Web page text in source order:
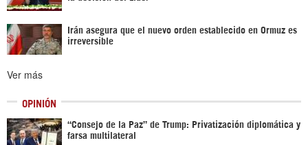
Irán asegura que el nuevo orden establecido en Ormuz es
irreversible
Ver más
OPINIÓN
“Consejo de la Paz” de Trump: Privatización diplomática y
farsa multilateral